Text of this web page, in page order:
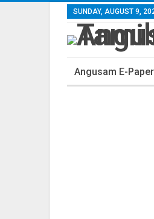
SUNDAY, AUGUST 9,
Angusam E-Paper